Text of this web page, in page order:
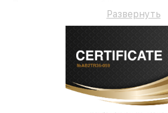
Цифровой бинокль вы получаете
ремонт и гарантию на все
Развернуть